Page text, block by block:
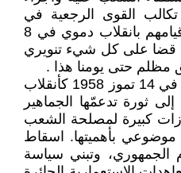
تكالب القوى الرجعية في
الداخل والقوميين العرب , وقيامهم بانقلاب دموي في 8
عام 1963 الذي قضا على كل شيء تنويري
مظلم حتى يومنا هذا .
وبدات حركة الجيش العراقي في 14 تموز 1958 كأنقلاب
ثورة تدعمّها الجماهير
كبيرة لمصلحة الشعب
بأهميتها. اسقاط
الجمهوري، وتبني سياسة